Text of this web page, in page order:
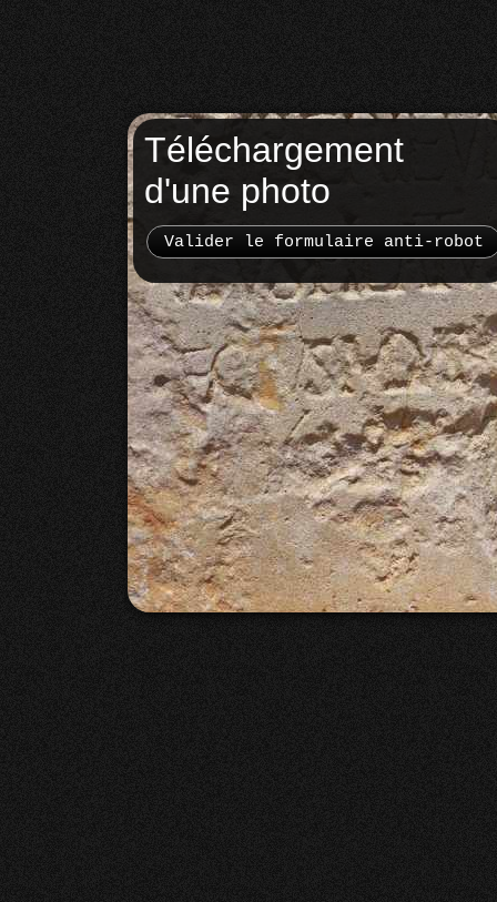
Téléchargement
d'une photo